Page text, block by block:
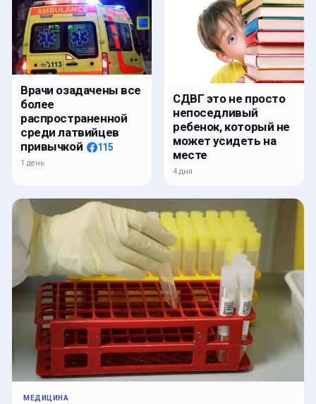
Врачи озадачены все
более
распространенной
среди латвийцев
привычкой
115
1 день
СДВГ это не просто
непоседливый
ребенок, который не
может усидеть на
месте
4 дня
МЕДИЦИНА